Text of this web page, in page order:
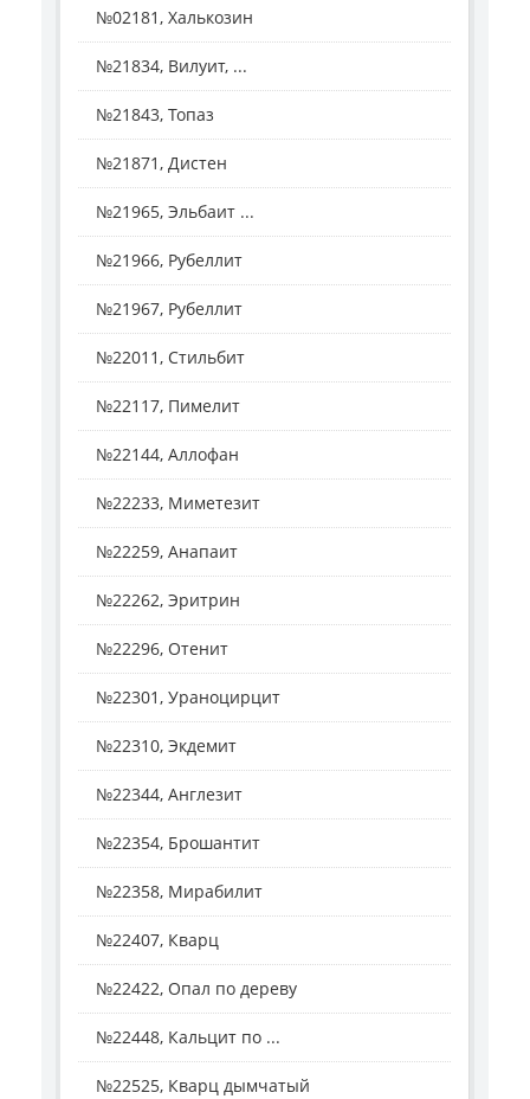
№02181, Халькозин
№21834, Вилуит, ...
№21843, Топаз
№21871, Дистен
№21965, Эльбаит ...
№21966, Рубеллит
№21967, Рубеллит
№22011, Стильбит
№22117, Пимелит
№22144, Аллофан
№22233, Миметезит
№22259, Анапаит
№22262, Эритрин
№22296, Отенит
№22301, Ураноцирцит
№22310, Экдемит
№22344, Англезит
№22354, Брошантит
№22358, Мирабилит
№22407, Кварц
№22422, Опал по дереву
№22448, Кальцит по ...
№22525, Кварц дымчатый